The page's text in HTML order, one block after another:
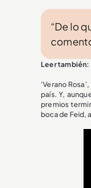
“De lo
Leer también:
‘Verano
país. Y,
premios
boca de Feid,